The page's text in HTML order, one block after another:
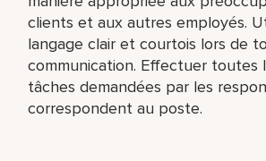
clients et aux autres employés.
langage clair et courtois lors de
communication. Effectuer toutes
tâches demandées par les
correspondent au poste.